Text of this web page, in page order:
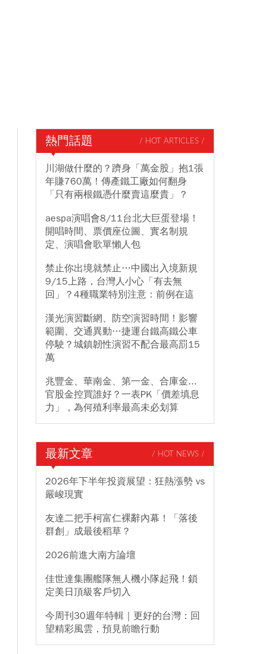
熱門話題 / HOT ARTICLES /
川湖做什麼的？躋身「萬金股」抱1張
年賺760萬！傳產鐵工廠如何翻身
「只有兩根鐵憑什麼賣這麼貴」？
aespa演唱會8/11台北大巨蛋登場！
開唱時間、票價座位圖、實名制規
定、演唱會歌單懶人包
禁止你出境就禁止…中國出入境新規
9/15上路，台灣人小心「有去無
回」？4種職業特別注意：前例在這
漢光演習斷網、防空演習時間！影響
範圍、交通異動…捷運台鐵高鐵公車
停駛？城鎮韌性演習不配合最高罰15
萬
兆豐金、華南金、第一金、合庫金...
官股金控買誰好？一表PK「價差填息
力」，為何殖利率最高未必划算
最新文章 / HOT NEWS /
2026年下半年投資展望：狂熱漲勢 vs
嚴峻現實
友達二把手柯富仁裸辭內幕！「落後
群創」成最後稻草？
2026前進大南方論壇
佳世達集團艦隊無人機小隊起飛！鎖
定美日頂級客戶切入
今周刊30週年特輯｜更好的台灣：回
望精彩風雲，預見前瞻行動